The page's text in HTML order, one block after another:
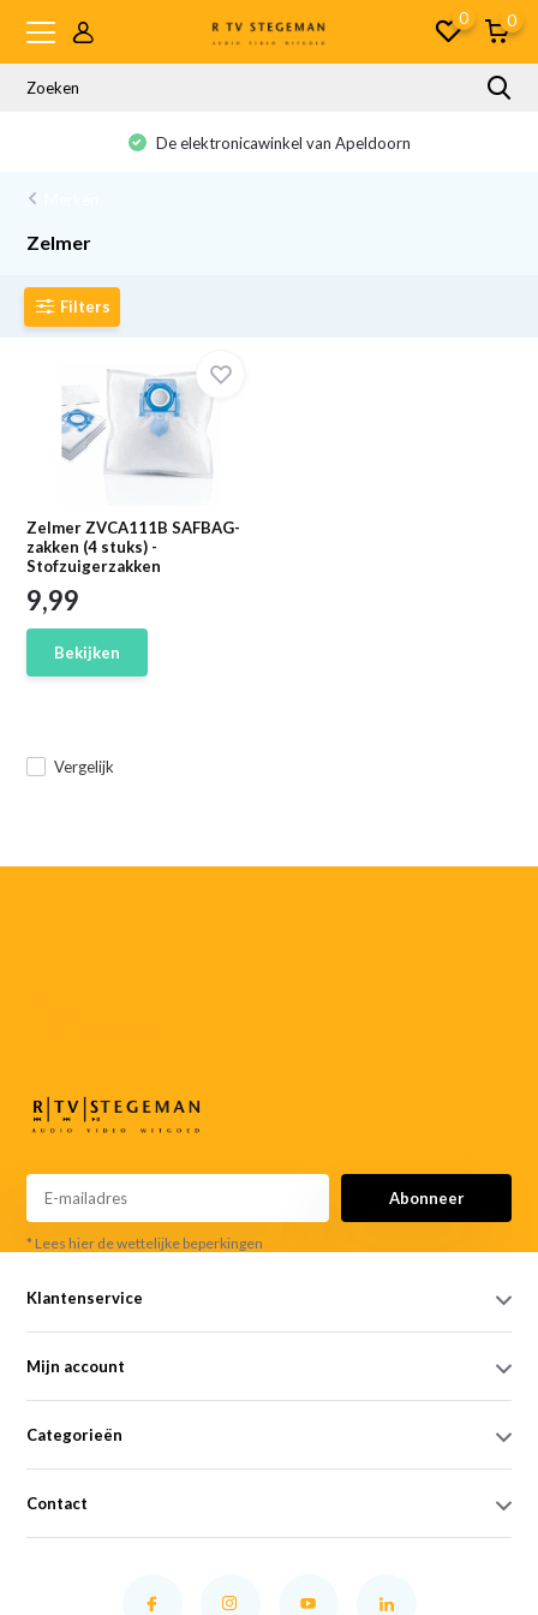
0 0
De elektronicawinkel van Apeldoorn
Zelmer
Filters
Zelmer ZVCA111B SAFBAG-
zakken (4 stuks) -
Stofzuigerzakken
Vergelijk
9,99
Bekijken
Abonneer
* Lees hier de wettelijke beperkingen
Klantenservice
Mijn account
Categorieën
Contact